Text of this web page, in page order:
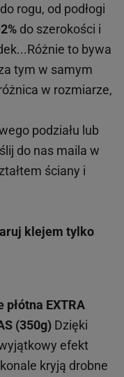
rogu, od podłogi
do szerokości i
to bywa
tym w samym
w rozmiarze,
podziału lub
do nas maila w
ściany i
klejem tylko
płótna EXTRA
(350g) Dzięki
efekt
kryją drobne